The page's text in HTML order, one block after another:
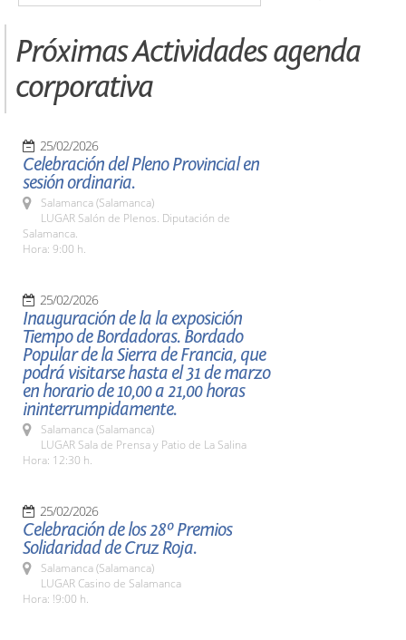
Próximas Actividades agenda
corporativa
25/02/2026
Celebración del Pleno Provincial en
sesión ordinaria.
Salamanca (Salamanca)
LUGAR Salón de Plenos. Diputación de
Salamanca.
Hora: 9:00 h.
25/02/2026
Inauguración de la la exposición
Tiempo de Bordadoras. Bordado
Popular de la Sierra de Francia, que
podrá visitarse hasta el 31 de marzo
en horario de 10,00 a 21,00 horas
ininterrumpidamente.
Salamanca (Salamanca)
LUGAR Sala de Prensa y Patio de La Salina
Hora: 12:30 h.
25/02/2026
Celebración de los 28º Premios
Solidaridad de Cruz Roja.
Salamanca (Salamanca)
LUGAR Casino de Salamanca
Hora: !9:00 h.